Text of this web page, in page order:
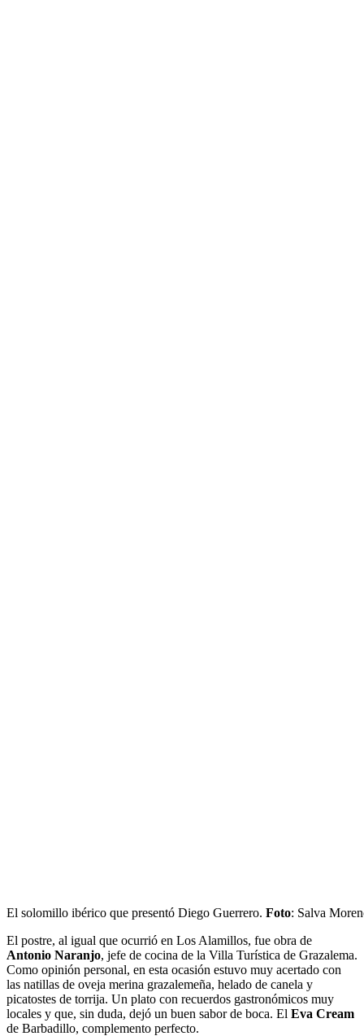
El solomillo ibérico que presentó Diego Guerrero. Foto: Salva
El postre, al igual que ocurrió en Los Alamillos, fue obra de
Antonio Naranjo, jefe de cocina de la Villa Turística de Grazalema.
Como opinión personal, en esta ocasión estuvo muy acertado con
las natillas de oveja merina grazalemeña, helado de canela y
picatostes de torrija. Un plato con recuerdos gastronómicos muy
locales y que, sin duda, dejó un buen sabor de boca. El Eva Cream
de Barbadillo, complemento perfecto.